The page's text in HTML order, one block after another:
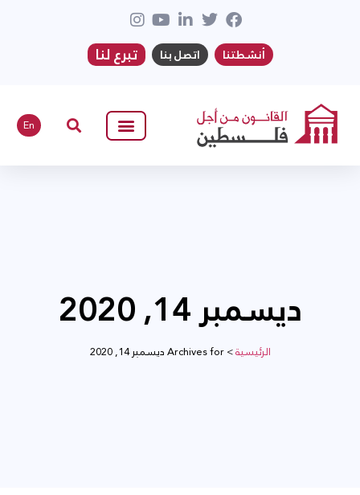
أنشطتنا اتصل بنا تبرع لنا
En
ديسمبر 14, 2020
الرئيسية>Archives for ديسمبر 14, 2020